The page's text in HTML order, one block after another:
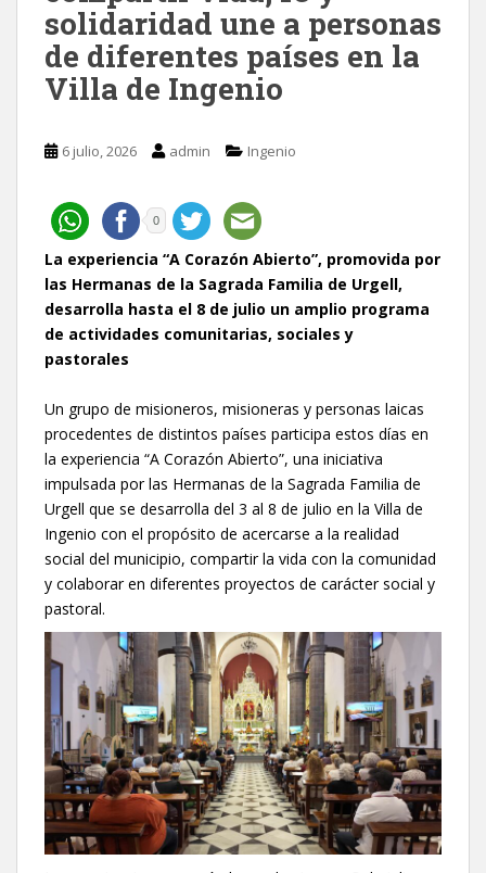
solidaridad une a personas
de diferentes países en la
Villa de Ingenio
6 julio, 2026 admin Ingenio
0
La experiencia “A Corazón Abierto”, promovida por
las Hermanas de la Sagrada Familia de Urgell,
desarrolla hasta el 8 de julio un amplio programa
de actividades comunitarias, sociales y
pastorales
Un grupo de misioneros, misioneras y personas laicas
procedentes de distintos países participa estos días en
la experiencia “A Corazón Abierto”, una iniciativa
impulsada por las Hermanas de la Sagrada Familia de
Urgell que se desarrolla del 3 al 8 de julio en la Villa de
Ingenio con el propósito de acercarse a la realidad
social del municipio, compartir la vida con la comunidad
y colaborar en diferentes proyectos de carácter social y
pastoral.